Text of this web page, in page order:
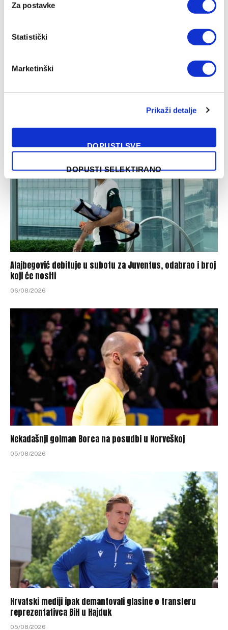
Za postavke
Statistički
Marketinški
Prikaži detalje
DOPUSTI SVE
DOPUSTI SELEKTIRANO
Alajbegović debituje u subotu za Juventus, odabrao i broj
koji će nositi
06/08/2026
Nekadašnji golman Borca na posudbi u Norveškoj
05/08/2026
Hrvatski mediji ipak demantovali glasine o transferu
reprezentativca BiH u Hajduk
05/08/2026